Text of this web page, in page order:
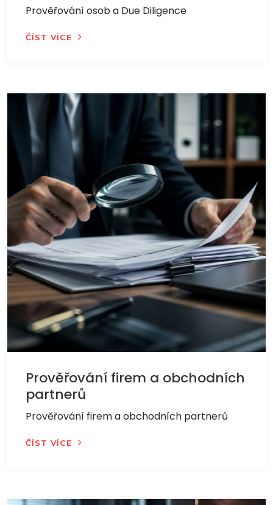
Prověřování osob a Due Diligence
ČÍST VÍCE
Prověřování firem a obchodních
partnerů
Prověřování firem a obchodních partnerů
ČÍST VÍCE